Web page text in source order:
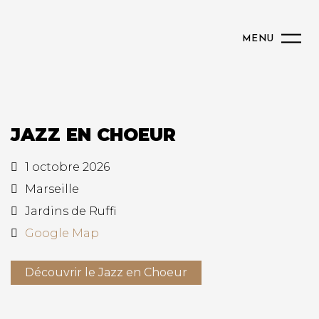
MENU
JAZZ EN CHOEUR
1 octobre 2026
Marseille
Jardins de Ruffi
Google Map
Découvrir le Jazz en Choeur